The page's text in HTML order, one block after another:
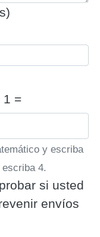
1 =
y escriba
4.
si usted
envíos